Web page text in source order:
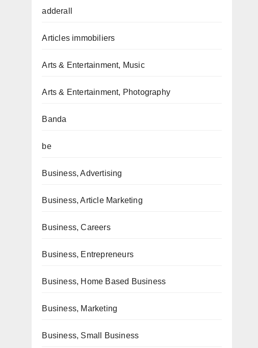
adderall
Articles immobiliers
Arts & Entertainment, Music
Arts & Entertainment, Photography
Banda
be
Business, Advertising
Business, Article Marketing
Business, Careers
Business, Entrepreneurs
Business, Home Based Business
Business, Marketing
Business, Small Business